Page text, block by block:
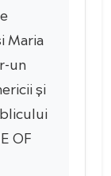
Maria
un
și
OF